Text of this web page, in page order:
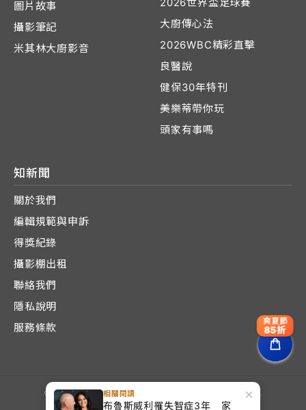
×
相關閱讀
布魯斯威利罹失智症3年 家
圖片故事
攝影筆記
米其林大廚影音
大廚傳心法
2026WBC精彩直擊
良醫說
健保30年特刊
美樂蒂帶你玩
頭家有事嗎
知新聞
關於我們
編輯規範與申訴
得獎紀錄
攝影棚出租
聯絡我們
隱私說明
服務條款
© 2024 - 2026知新聞 Knews
. All Rights Reserved.
爽夏節
85折